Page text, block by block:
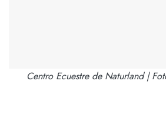
Centro Ecuestre de Naturland |